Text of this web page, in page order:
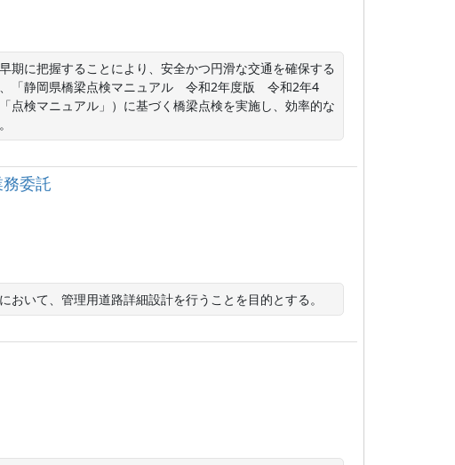
期に把握することにより、安全かつ円滑な交通を確保する
「静岡県橋梁点検マニュアル　令和2年度版　令和2年4
点検マニュアル」）に基づく橋梁点検を実施し、効率的な
委託
いて、管理用道路詳細設計を行うことを目的とする。